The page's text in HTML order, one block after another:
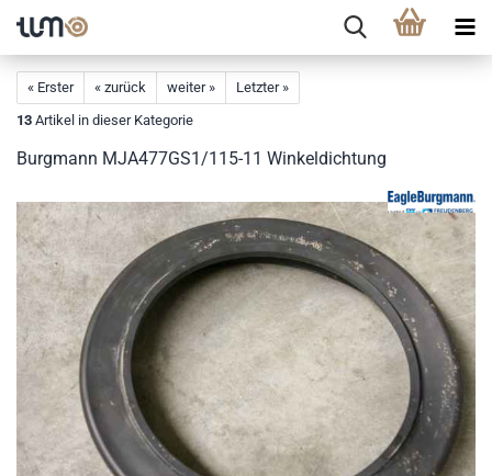
« Erster « zurück weiter »
Letzter »
13 Artikel in dieser Kategorie
Burgmann MJA477GS1/115-11 Winkeldichtung